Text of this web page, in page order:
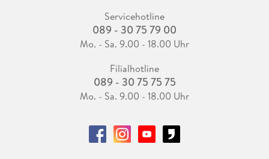
Servicehotline
089 - 30 75 79 00
Mo. - Sa. 9.00 - 18.00 Uhr
Filialhotline
089 - 30 75 75 75
Mo. - Sa. 9.00 - 18.00 Uhr